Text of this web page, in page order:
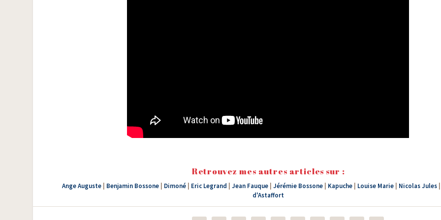
Retrouvez mes autres articles sur :
Ange Auguste| Benjamin Bossone| Dimoné| Eric Legrand Jean Fauque| Jérémie Bossone| Kapuche| Louise Marie| Nicolas Jules|
d'Astaffort